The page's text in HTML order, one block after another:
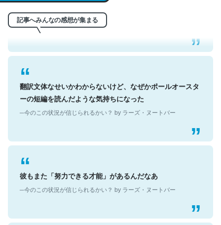
記事へみんなの感想が集まる
れ好き。Let’s Fucking Go. Then Covid hit. Shit.
─今のこの状況が信じられるかい？ by ラーズ・ヌートバー
翻訳文体なせいかわからないけど、なぜかポールオースタ
ーの短編を読んだような気持ちになった
彼もまた「努力できる才能」があるんだなあ